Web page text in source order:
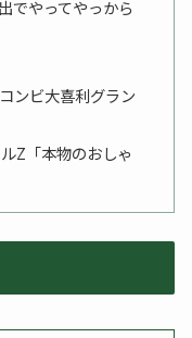
でやってやっから
ンビ大喜利グラン
Z「本物のおしゃ